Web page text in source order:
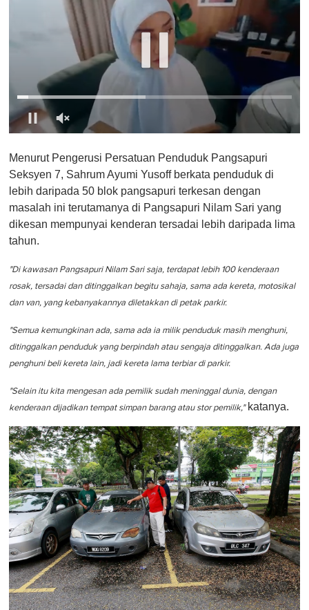
f
1
i
n
t
e
Menurut Pengerusi Persatuan Penduduk Pangsapuri
Seksyen 7, Sahrum Ayumi Yusoff berkata penduduk di
lebih daripada 50 blok pangsapuri terkesan dengan
masalah ini terutamanya di Pangsapuri Nilam Sari yang
dikesan mempunyai kenderan tersadai lebih daripada lima
tahun.
"Di kawasan Pangsapuri Nilam Sari saja, terdapat lebih 100 kenderaan
rosak, tersadai dan ditinggalkan begitu sahaja, sama ada kereta, motosikal
dan van, yang kebanyakannya diletakkan di petak parkir.
"Semua kemungkinan ada, sama ada ia milik penduduk masih menghuni,
ditinggalkan penduduk yang berpindah atau sengaja ditinggalkan. Ada juga
penghuni beli kereta lain, jadi kereta lama terbiar di parkir.
"Selain itu kita mengesan ada pemilik sudah meninggal dunia, dengan
kenderaan dijadikan tempat simpan barang atau stor pemilik,"katanya.